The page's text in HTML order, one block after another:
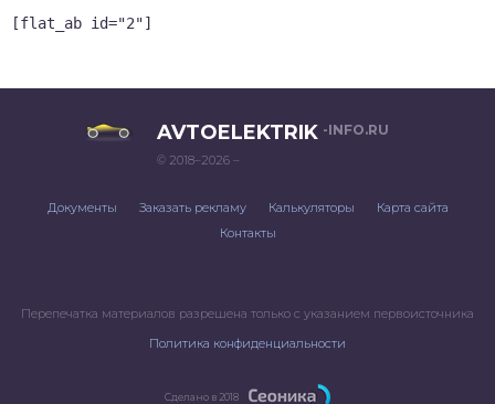
[flat_ab id="2"]
AVTOELEKTRIK -INFO.RU
© 2018–2026 –
Документы Заказать рекламу Калькуляторы
Карта сайта
Контакты
Перепечатка материалов разрешена только с указанием первоисточника
Политика конфиденциальности
Сделано в 2018